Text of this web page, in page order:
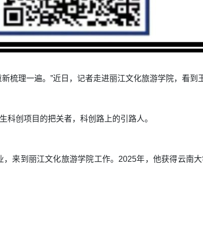
梳理一遍。”近日，记者走进丽江文化旅游学院，看到
科创项目的把关者，科创路上的引路人。
来到丽江文化旅游学院工作。2025年，他获得云南